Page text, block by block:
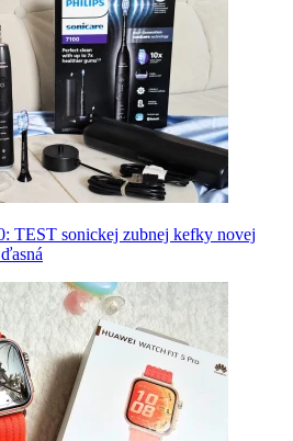
TEST sonickej zubnej kefky novej